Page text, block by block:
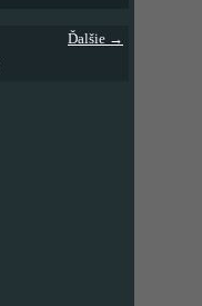
Ďalšie →